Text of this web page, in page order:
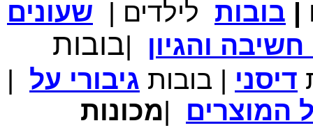
₪700.00 מחיר שוק
משלוח חינם
במבצע תיק לנשיאת מחשב נייד 10.1 אינץ' בצבע ורוד בעל
| בובות לילדים |
שעונים
והגיון
|בובות
דיסני | בובות גיבורי על
|
המוצרים |מכונות